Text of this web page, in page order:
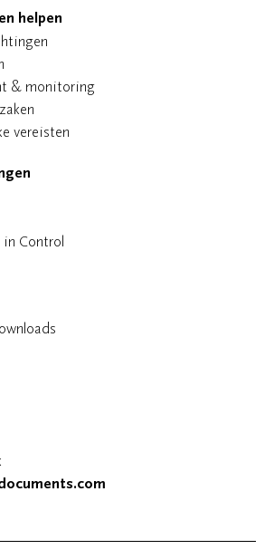
helpen
& monitoring
vereisten
in Control